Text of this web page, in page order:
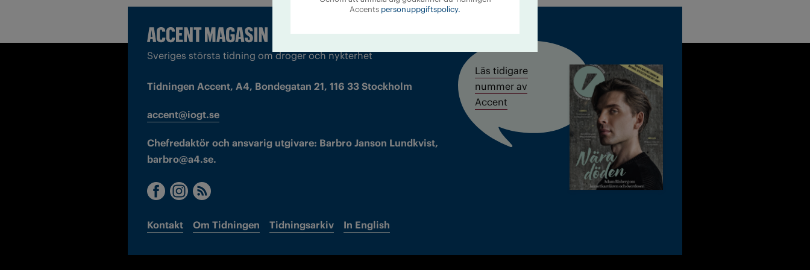
Sveriges största tidning om droger och nykterhet
Tidningen Accent, A4, Bondegatan 21, 116 33 Stockholm
accent@iogt.se
Chefredaktör och ansvarig utgivare: Barbro Janson Lundkvist,
barbro@a4.se.
Kontakt Om Tidningen Tidningsarkiv In English
Läs tidigare
nummer av
Accent
Accents personuppgiftspolicy.